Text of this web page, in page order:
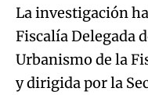
La investigación
Fiscalía Delegada
Urbanismo de la
y dirigida por la